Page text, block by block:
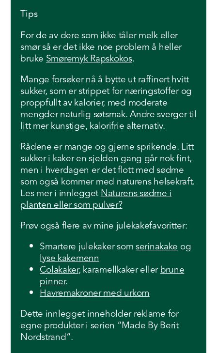
Tips
For de av dere som ikke tåler melk eller
smør så er det ikke noe problem å heller
brukeSmøremyk Rapskokos.
Mange forsøker nå å bytte ut raffinert hvitt
sukker, som er strippet for næringstoffer og
proppfullt av kalorier, med moderate
mengder naturlig søtsmak. Andre sverger til
litt mer kunstige, kalorifrie alternativ.
Rådene er mange og gjerne sprikende. Litt
sukker i kaker en sjelden gang går nok fint,
men i hverdagen er det flott med sødme
som også kommer med naturens helsekraft.
Les mer i innleggetNaturens sødme i
planten eller som pulver?
Prøv også flere av mine julekakefavoritter:
Smartere julekaker somserinakakeog
lyse kakemenn
Colakaker, karamellkaker ellerbrune
pinner.
Havremakroner med urkorn
Dette innlegget inneholder reklame for
egne produkter i serien “Made By Berit
Nordstrand”.